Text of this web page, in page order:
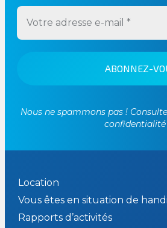
Nous ne spammons pas !
confidentialité
Location
Vous êtes en situation de
Rapports d’activités